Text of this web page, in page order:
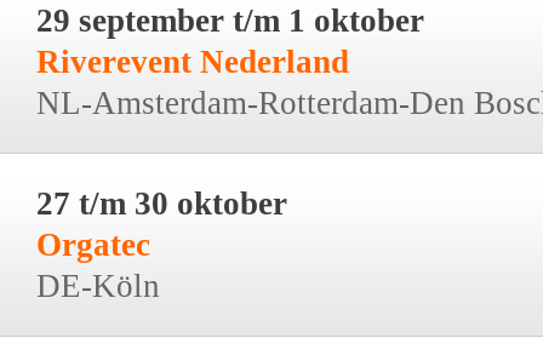
29 september t/m 1 oktober
Riverevent Nederland
NL-Amsterdam-Rotterdam-Den
27 t/m 30 oktober
Orgatec
DE-Köln